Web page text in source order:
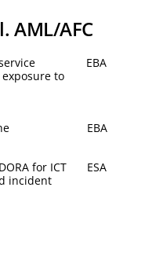
AML/AFC
to
EBA
EBA
for ICT
incident
ESA